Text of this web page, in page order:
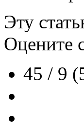
Эту
Оцените
45 / 9